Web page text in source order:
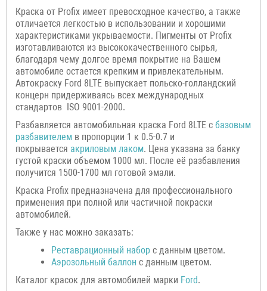
Краска от Profix имеет превосходное качество, а также
отличается легкостью в использовании и хорошими
характеристиками укрываемости. Пигменты от Profix
изготавливаются из высококачественного сырья,
благодаря чему долгое время покрытие на Вашем
автомобиле остается крепким и привлекательным.
Автокраску Ford 8LTE выпускает польско-голландский
концерн придерживаясь всех международных
стандартов ISO 9001-2000.
Разбавляется автомобильная краска Ford 8LTE с базовым
разбавителем в пропорции 1 к 0.5-0.7 и
покрывается акриловым лаком. Цена указана за банку
густой краски объемом 1000 мл. После её разбавления
получится 1500-1700 мл готовой эмали.
Краска Profix предназначена для профессионального
применения при полной или частичной покраски
автомобилей.
Также у нас можно заказать:
Реставрационный набор с данным цветом.
Аэрозольный баллон с данным цветом.
Каталог красок для автомобилей марки Ford.